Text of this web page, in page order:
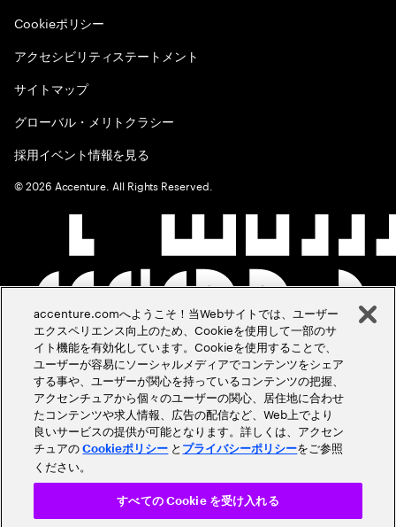
Cookieポリシー
アクセシビリティステートメント
サイトマップ
グローバル・メリトクラシー
採用イベント情報を見る
©2026 Accenture. All Rights Reserved.
accenture.comへようこそ！当Webサイトでは、ユーザー
エクスペリエンス向上のため、Cookieを使用して一部のサ
イト機能を有効化しています。Cookieを使用することで、
ユーザーが容易にソーシャルメディアでコンテンツをシェア
する事や、ユーザーが関心を持っているコンテンツの把握、
アクセンチュアから個々のユーザーの関心、居住地に合わせ
たコンテンツや求人情報、広告の配信など、Web上でより
良いサービスの提供が可能となります。詳しくは、アクセン
チュアのCookieポリシー と プライバシーポリシーをご参照
ください。
すべての Cookie を受け入れる